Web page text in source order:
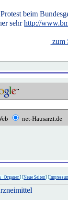
beim
sehrhttp://
zum
net-Hausarzt.de
Organen] [Neue Seiten] [